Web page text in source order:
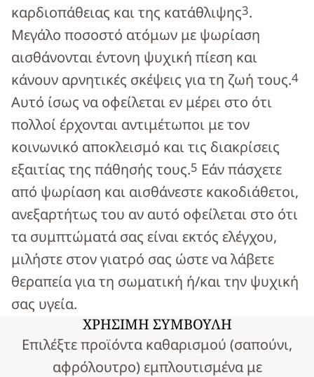
καρδιοπάθειας και της κατάθλιψης3.
Μεγάλο ποσοστό ατόμων με ψωρίαση
αισθάνονται έντονη ψυχική πίεση και
κάνουν αρνητικές σκέψεις για τη ζωή τους.4
Αυτό ίσως να οφείλεται εν μέρει στο ότι
πολλοί έρχονται αντιμέτωποι με τον
κοινωνικό αποκλεισμό και τις διακρίσεις
εξαιτίας της πάθησής τους.5 Εάν πάσχετε
από ψωρίαση και αισθάνεστε κακοδιάθετοι,
ανεξαρτήτως του αν αυτό οφείλεται στο ότι
τα συμπτώματά σας είναι εκτός ελέγχου,
μιλήστε στον γιατρό σας ώστε να λάβετε
θεραπεία για τη σωματική ή/και την ψυχική
σας υγεία.
ΧΡΗΣΙΜΗ ΣΥΜΒΟΥΛΗ
Επιλέξτε προϊόντα καθαρισμού (σαπούνι,
αφρόλουτρο) εμπλουτισμένα με